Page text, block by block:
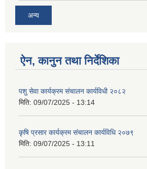
अन्य
ऐन, कानुन तथा निर्देशिका
पशु सेवा कार्यक्रम संचालन कार्यविधी २०८२
मिति: 09/07/2025 - 13:14
कृषि प्रसार कार्यक्रम संचालन कार्यविधि २०७९
मिति: 09/07/2025 - 13:11